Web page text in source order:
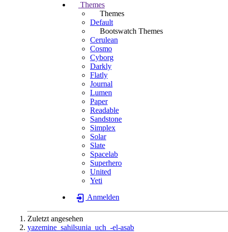
Themes
Themes
Default
Bootswatch Themes
Cerulean
Cosmo
Cyborg
Darkly
Flatly
Journal
Lumen
Paper
Readable
Sandstone
Simplex
Solar
Slate
Spacelab
Superhero
United
Yeti
Anmelden
Zuletzt angesehen
yazemine_sahilsunia_uch_-el-asab